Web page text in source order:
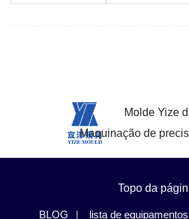
Molde Yize
Maquinação de
Topo da
BLOG lista de equipamentos